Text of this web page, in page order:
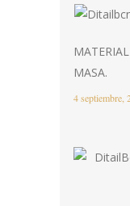
MASA.
4 septiembre,